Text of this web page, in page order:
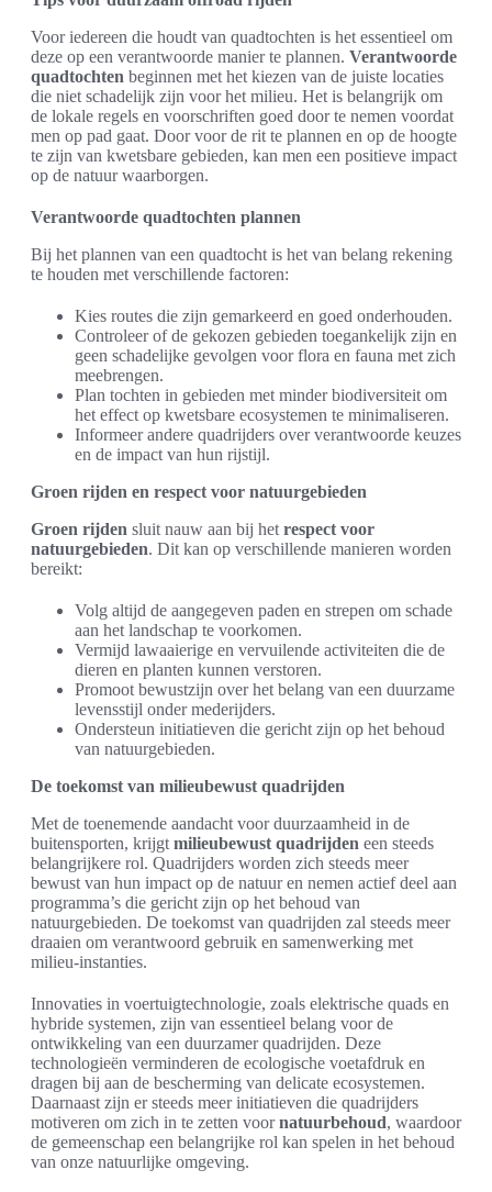
Voor iedereen die houdt van quadtochten is het essentieel om
deze op een verantwoorde manier te plannen. Verantwoorde
quadtochten beginnen met het kiezen van de juiste locaties
die niet schadelijk zijn voor het milieu. Het is belangrijk om
de lokale regels en voorschriften goed door te nemen voordat
men op pad gaat. Door voor de rit te plannen en op de hoogte
te zijn van kwetsbare gebieden, kan men een positieve impact
op de natuur waarborgen.
Verantwoorde quadtochten plannen
Bij het plannen van een quadtocht is het van belang rekening
te houden met verschillende factoren:
Kies routes die zijn gemarkeerd en goed onderhouden.
Controleer of de gekozen gebieden toegankelijk zijn en
geen schadelijke gevolgen voor flora en fauna met zich
meebrengen.
Plan tochten in gebieden met minder biodiversiteit om
het effect op kwetsbare ecosystemen te minimaliseren.
Informeer andere quadrijders over verantwoorde keuzes
en de impact van hun rijstijl.
Groen rijden en respect voor natuurgebieden
Groen rijden sluit nauw aan bij het respect voor
natuurgebieden. Dit kan op verschillende manieren worden
bereikt:
Volg altijd de aangegeven paden en strepen om schade
aan het landschap te voorkomen.
Vermijd lawaaierige en vervuilende activiteiten die de
dieren en planten kunnen verstoren.
Promoot bewustzijn over het belang van een duurzame
levensstijl onder mederijders.
Ondersteun initiatieven die gericht zijn op het behoud
van natuurgebieden.
De toekomst van milieubewust quadrijden
Met de toenemende aandacht voor duurzaamheid in de
buitensporten, krijgt milieubewust quadrijden een steeds
belangrijkere rol. Quadrijders worden zich steeds meer
bewust van hun impact op de natuur en nemen actief deel aan
programma’s die gericht zijn op het behoud van
natuurgebieden. De toekomst van quadrijden zal steeds meer
draaien om verantwoord gebruik en samenwerking met
milieu-instanties.
Innovaties in voertuigtechnologie, zoals elektrische quads en
hybride systemen, zijn van essentieel belang voor de
ontwikkeling van een duurzamer quadrijden. Deze
technologieën verminderen de ecologische voetafdruk en
dragen bij aan de bescherming van delicate ecosystemen.
Daarnaast zijn er steeds meer initiatieven die quadrijders
motiveren om zich in te zetten voornatuurbehoud, waardoor
de gemeenschap een belangrijke rol kan spelen in het behoud
van onze natuurlijke omgeving.